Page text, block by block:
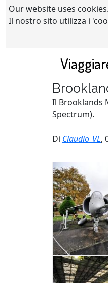
Our website uses
Il nostro sito utilizza i
Il Brooklands
Spectrum).
Di Claudio_VL,